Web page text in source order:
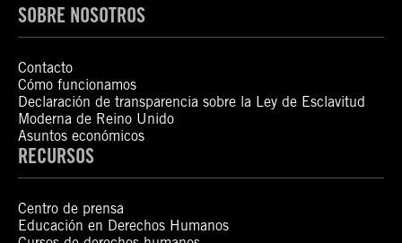
SOBRE NOSOTROS
Contacto
Cómo funcionamos
Declaración de transparencia sobre la Ley de Esclavitud
Moderna de Reino Unido
Asuntos económicos
RECURSOS
Centro de prensa
Educación en Derechos Humanos